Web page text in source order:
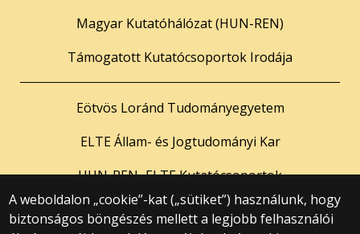
A weboldalon „cookie”-kat („sütiket”) használunk, hogy
biztonságos böngészés mellett a legjobb felhasználói
Magyar Kutatóhálózat (HUN-REN)
Támogatott Kutatócsoportok Irodája
Eötvös Loránd Tudományegyetem
ELTE Állam- és Jogtudományi Kar
HUN-REN–ELTE Kutatócsoportok
© 2025 Eötvös Loránd Tudományegyetem